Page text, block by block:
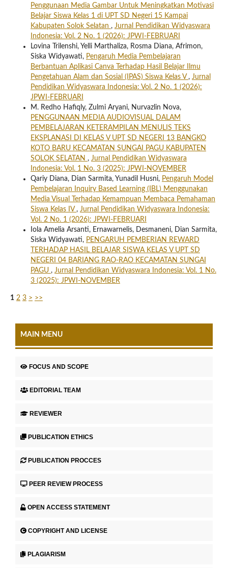
Penggunaan Media Gambar Untuk Meningkatkan Motivasi
Belajar Siswa Kelas 1 di UPT SD Negeri 15 Kampai
Kabupaten Solok Selatan , Jurnal Pendidikan Widyaswara
Indonesia: Vol. 2 No. 1 (2026): JPWI-FEBRUARI
Lovina Trilenshi, Yelli Marthaliza, Rosma Diana, Afrimon,
Siska Widyawati, Pengaruh Media Pembelajaran
Berbantuan Aplikasi Canva Terhadap Hasil Belajar Ilmu
Pengetahuan Alam dan Sosial (IPAS) Siswa Kelas V , Jurnal
Pendidikan Widyaswara Indonesia: Vol. 2 No. 1 (2026):
JPWI-FEBRUARI
M. Redho Hafiqly, Zulmi Aryani, Nurvazlin Nova,
PENGGUNAAN MEDIA AUDIOVISUAL DALAM
PEMBELAJARAN KETERAMPILAN MENULIS TEKS
EKSPLANASI DI KELAS V UPT SD NEGERI 13 BANGKO
KOTO BARU KECAMATAN SUNGAI PAGU KABUPATEN
SOLOK SELATAN , Jurnal Pendidikan Widyaswara
Indonesia: Vol. 1 No. 3 (2025): JPWI-NOVEMBER
Qariy Diana, Dian Sarmita, Yunadil Husni, Pengaruh Model
Pembelajaran Inquiry Based Learning (IBL) Menggunakan
Media Visual Terhadap Kemampuan Membaca Pemahaman
Siswa Kelas IV , Jurnal Pendidikan Widyaswara Indonesia:
Vol. 2 No. 1 (2026): JPWI-FEBRUARI
Iola Amelia Arsanti, Ernawarnelis, Desmaneni, Dian Sarmita,
Siska Widyawati, PENGARUH PEMBERIAN REWARD
TERHADAP HASIL BELAJAR SISWA KELAS V UPT SD
NEGERI 04 BARIANG RAO-RAO KECAMATAN SUNGAI
PAGU , Jurnal Pendidikan Widyaswara Indonesia: Vol. 1 No.
3 (2025): JPWI-NOVEMBER
1 2 3 > >>
MAIN MENU
FOCUS AND SCOPE
EDITORIAL TEAM
REVIEWER
PUBLICATION ETHICS
PUBLICATION PROCCES
PEER REVIEW PROCESS
OPEN ACCESS STATEMENT
COPYRIGHT AND LICENSE
PLAGIARISM